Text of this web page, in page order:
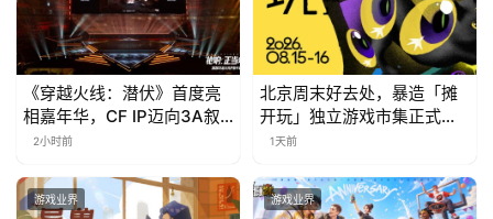
《穿越火线：潜伏》首度亮
相嘉年华，CF IP迈向3A叙
事新高度
2小时前
北京周末好去处，暴造「摊
开玩」独立游戏市集正式开
票！
1天前
游戏业界 游戏业界